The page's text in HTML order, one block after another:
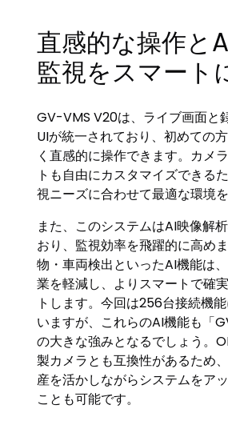
直感的な操作と
監視をスマート
GV-VMS V20は、ライブ画面と
UIが統一されており、初めての
く直感的に操作できます。カメ
トも自由にカスタマイズできる
視ニーズに合わせて最適な環境を
また、このシステムはAI映像解
おり、監視効率を飛躍的に高め
物・車両検出といったAI機能は
業を軽減し、よりスマートで確
トします。今回は256台接続機
いますが、これらのAI機能も「
の大きな強みとなるでしょう。
製カメラとも互換性があるため
産を活かしながらシステムをア
ことも可能です。